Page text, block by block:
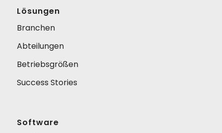
Lösungen
Branchen
Abteilungen
Betriebsgrößen
Success Stories
Software